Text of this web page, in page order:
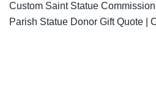
Custom Saint Statue
Parish Statue Donor Gift Quote |